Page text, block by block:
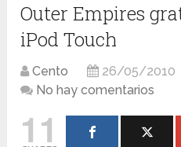
Outer Empires
iPod Touch
Cento 26/05/2010
No hay comentarios
11